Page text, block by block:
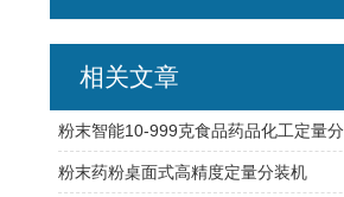
相关文章
粉末智能10-999克食品药品化工定量
粉末药粉桌面式高精度定量分装机